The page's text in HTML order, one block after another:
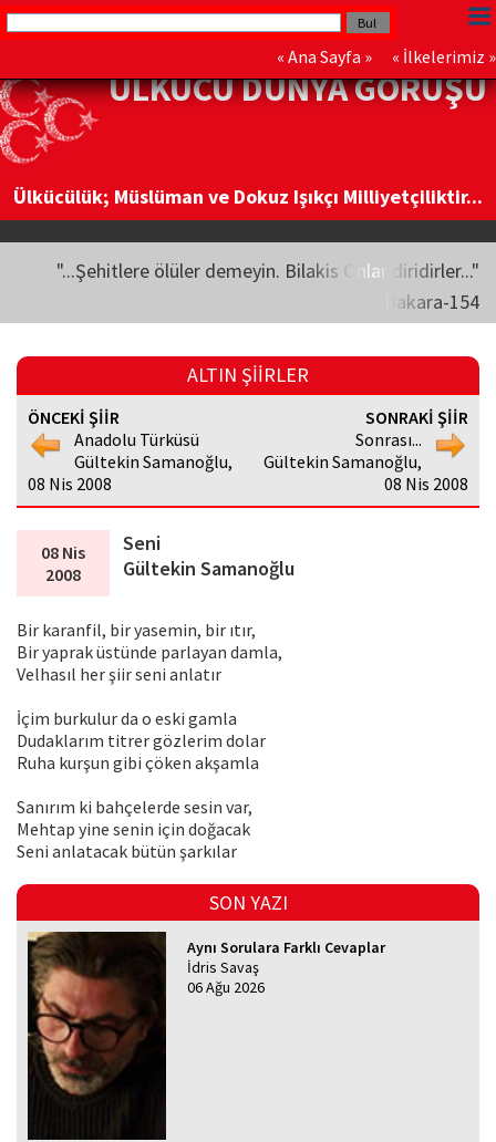
« Ana Sayfa » « İlkelerimiz »
ÜLKÜCÜ DÜNYA GÖRÜŞÜ
Ülkücülük; Müslüman ve Dokuz Işıkçı Milliyetçiliktir...
"...Şehitlere ölüler demeyin. Bilakis Onlar diridirler..."
Bakara-154
ALTIN ŞİİRLER
ÖNCEKİ ŞİİR
Anadolu Türküsü
Gültekin Samanoğlu,
08 Nis 2008
SONRAKİ ŞİİR
Sonrası...
Gültekin Samanoğlu,
08 Nis 2008
08 Nis
2008
Seni
Gültekin Samanoğlu
Bir karanfil, bir yasemin, bir ıtır,
Bir yaprak üstünde parlayan damla,
Velhasıl her şiir seni anlatır
İçim burkulur da o eski gamla
Dudaklarım titrer gözlerim dolar
Ruha kurşun gibi çöken akşamla
Sanırım ki bahçelerde sesin var,
Mehtap yine senin için doğacak
Seni anlatacak bütün şarkılar
SON YAZI
Aynı Sorulara Farklı Cevaplar
İdris Savaş
06 Ağu 2026